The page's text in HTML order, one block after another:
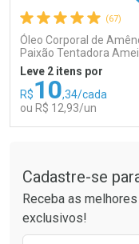
Comprar sem
Por R$ 41,99/cada
Comprar sem
Por R$ 41,99/cada
(67)
Óleo Corporal de
Paixão Tentadora
Rubi 100ml
Leve 2 itens por
R$10,34/cada
ou R$ 12,93/un
Laboratório
Por Menos
Cadastre-se
Receba as
exclusivos!